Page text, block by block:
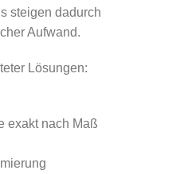
steigen dadurch
Aufwand.
Lösungen:
exakt nach Maß